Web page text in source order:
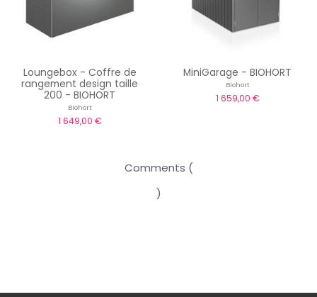
Loungebox - Coffre de
rangement design taille
200 - BIOHORT
Biohort
1 649,00 €
MiniGarage - BIOHORT
Biohort
1 659,00 €
Comments (
)